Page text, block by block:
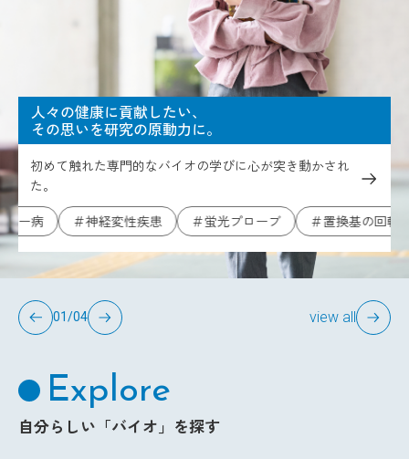
人々の健康に貢献したい、
その思いを研究の原動力に。
初めて触れた専門的なバイオの学びに心が突き動かされ
た。
病
＃神経変性疾患 ＃蛍光プローブ ＃置換基の回転制御
01/04 view all
Explore
自分らしい「バイオ」を探す